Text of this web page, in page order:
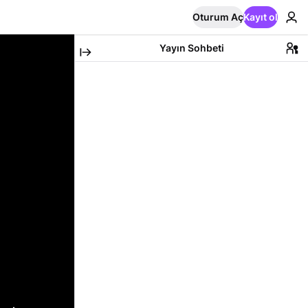
Oturum AçKayıt ol
Yayın Sohbeti